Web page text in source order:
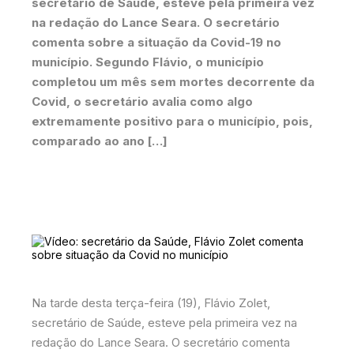
na redação do Lance Seara. O secretário
comenta sobre a situação da Covid-19 no
município. Segundo Flávio, o município
completou um mês sem mortes decorrente da
Covid, o secretário avalia como algo
extremamente positivo para o município, pois,
comparado ao ano […]
Na tarde desta terça-feira (19), Flávio Zolet,
secretário de Saúde, esteve pela primeira vez na
redação do Lance Seara. O secretário comenta